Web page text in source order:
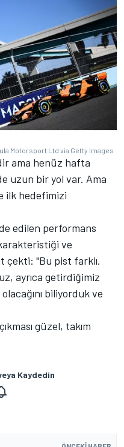
Motorsport Ltd via Getty Images
ama henüz hafta
uzun bir yol var. Ama
ilk hedefimizi
edilen performans
ve
çekti: "Bu pist farklı.
ayrıca getirdiğimiz
biliyorduk ve
güzel, takım
Kaydedin